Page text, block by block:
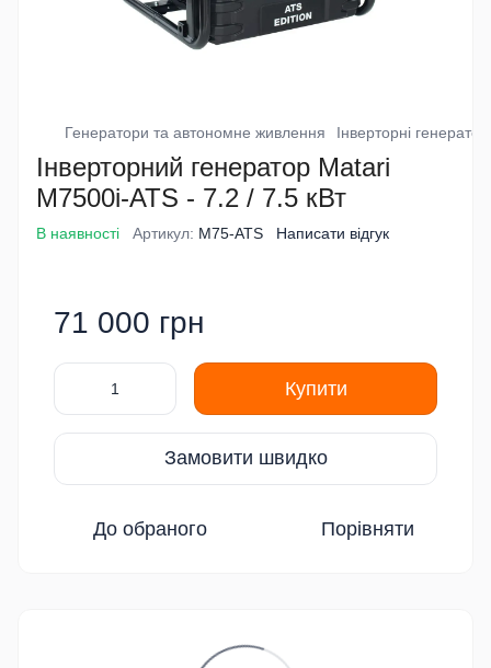
Генератори та автономне живлення Інверторні
Інверторний генератор Matari
M7500i-ATS - 7.2 / 7.5 кВт
В наявності Артикул: M75-ATS Написати відгук
71 000 грн
Купити
Замовити швидко
До обраного Порівняти